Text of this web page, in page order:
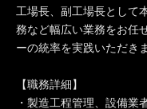
工場長、副工場長として
務など幅広い業務をお任
ーの統率を実践いただき
【職務詳細】
・製造工程管理、設備業